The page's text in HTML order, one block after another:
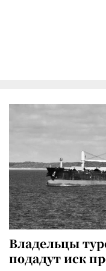
Владельцы
подадут иск